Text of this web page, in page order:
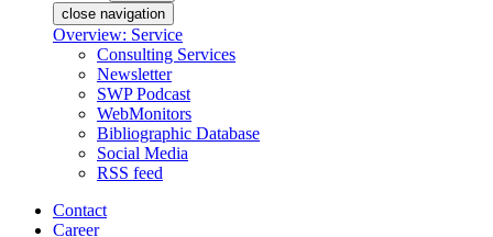
close navigation
Overview: Service
Consulting Services
Newsletter
SWP Podcast
WebMonitors
Bibliographic Database
Social Media
RSS feed
Contact
Career